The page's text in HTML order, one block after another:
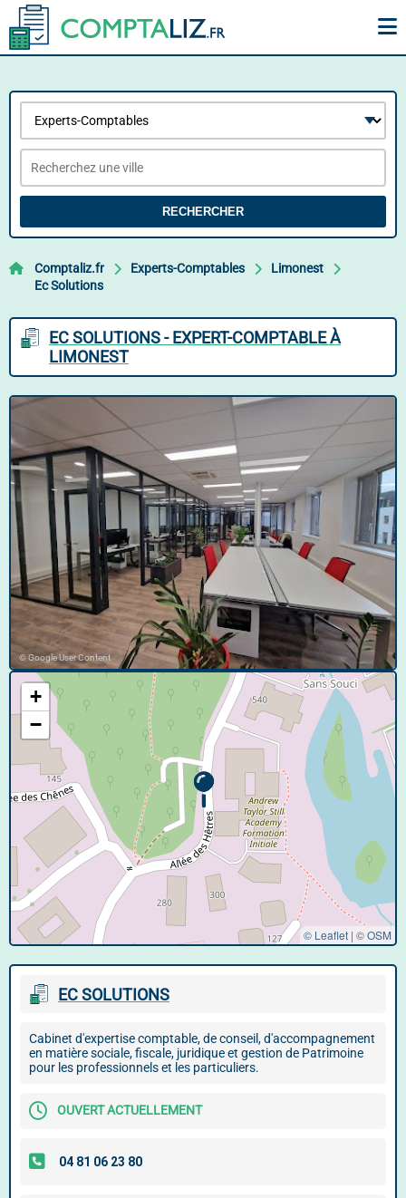
RECHERCHER
Comptaliz.fr Experts-Comptables
Limonest
Ec Solutions
EC SOLUTIONS - EXPERT-COMPTABLE À
LIMONEST
© Google User Content
+
−
© Leaflet | ©OSM
EC SOLUTIONS
Cabinet d'expertise comptable, de conseil, d'accompagnement
en matière sociale, fiscale, juridique et gestion de Patrimoine
pour les professionnels et les particuliers.
OUVERT ACTUELLEMENT